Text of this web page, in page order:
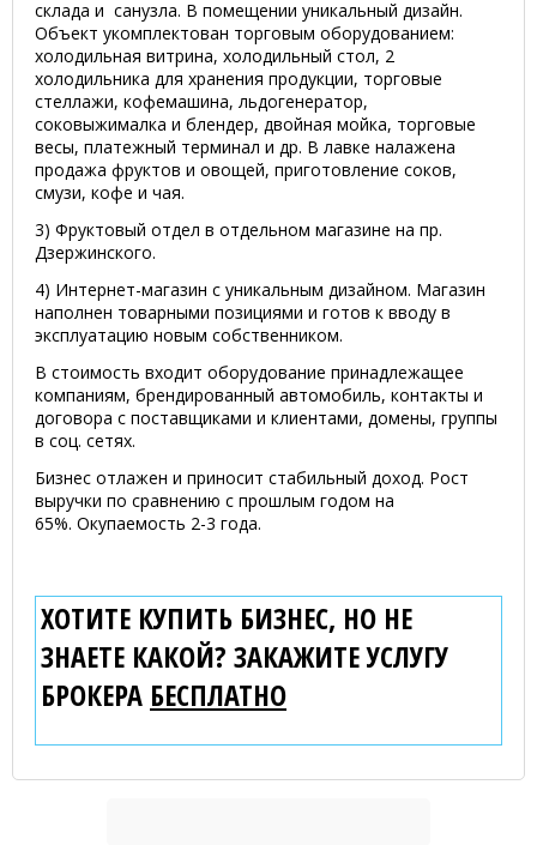
склада и санузла. В помещении уникальный дизайн.
Объект укомплектован торговым оборудованием:
холодильная витрина, холодильный стол, 2
холодильника для хранения продукции, торговые
стеллажи, кофемашина, льдогенератор,
соковыжималка и блендер, двойная мойка, торговые
весы, платежный терминал и др. В лавке налажена
продажа фруктов и овощей, приготовление соков,
смузи, кофе и чая.
3) Фруктовый отдел в отдельном магазине на пр.
Дзержинского.
4) Интернет-магазин с уникальным дизайном. Магазин
наполнен товарными позициями и готов к вводу в
эксплуатацию новым собственником.
В стоимость входит оборудование принадлежащее
компаниям, брендированный автомобиль, контакты и
договора с поставщиками и клиентами, домены, группы
в соц. сетях.
Бизнес отлажен и приносит стабильный доход. Рост
выручки по сравнению с прошлым годом на
65%. Окупаемость 2-3 года.
ХОТИТЕ КУПИТЬ БИЗНЕС, НО НЕ
ЗНАЕТЕ КАКОЙ? ЗАКАЖИТЕ УСЛУГУ
БРОКЕРА БЕСПЛАТНО